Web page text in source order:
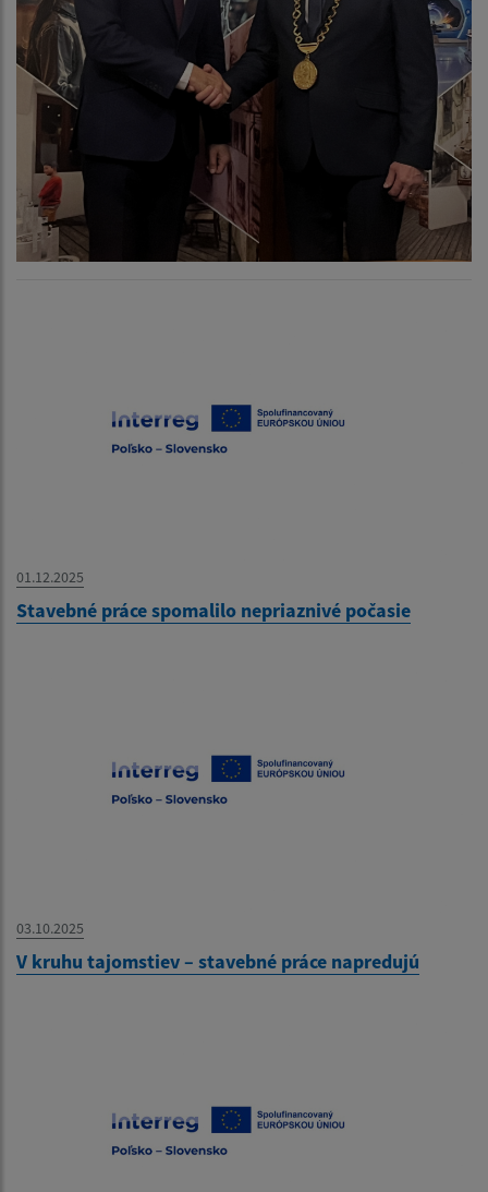
01.12.2025
Stavebné práce spomalilo nepriaznivé počasie
03.10.2025
V kruhu tajomstiev – stavebné práce napredujú